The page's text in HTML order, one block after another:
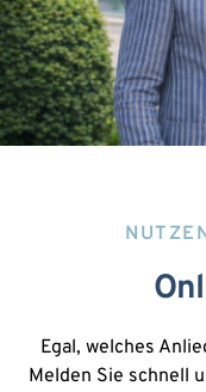
Egal, welches
Melden Sie schnell